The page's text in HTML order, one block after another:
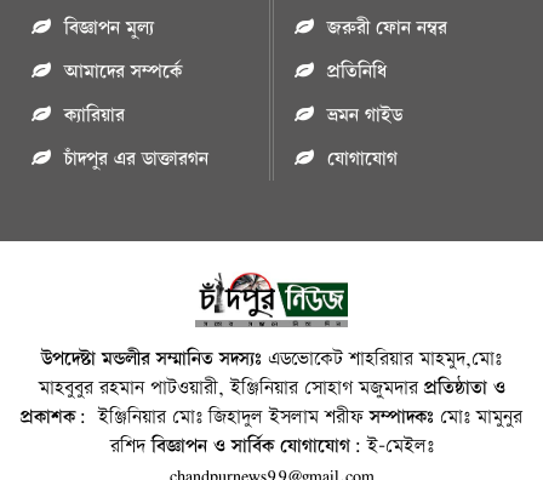
বিজ্ঞাপন মুল্য
আমাদের সম্পর্কে
ক্যারিয়ার
চাঁদপুর এর ডাক্তারগন
জরুরী ফোন নম্বর
প্রতিনিধি
ভ্রমন গাইড
যোগাযোগ
উপদেষ্টা মন্ডলীর সম্মানিত সদস্যঃ এডভোকেট শাহরিয়ার মাহমুদ,মোঃ
মাহবুবুর রহমান পাটওয়ারী, ইঞ্জিনিয়ার সোহাগ মজুমদারপ্রতিষ্ঠাতা ও
প্রকাশক: ইঞ্জিনিয়ার মোঃ জিহাদুল ইসলাম শরীফসম্পাদকঃ মোঃ মামুনুর
রশিদবিজ্ঞাপন ও সার্বিক যোগাযোগ: ই-মেইলঃ